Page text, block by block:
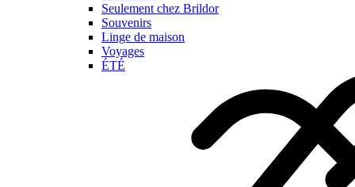
Seulement chez Brildor
Souvenirs
Linge de maison
Voyages
ÉTÉ